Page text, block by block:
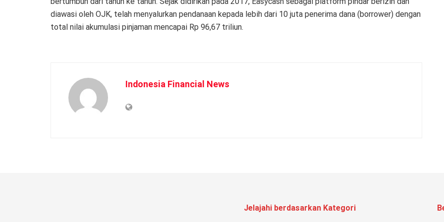
diawasi oleh OJK, telah menyalurkan pendanaan kepada lebih dari 10 juta penerima dana (borrower) dengan
total nilai akumulasi pinjaman mencapai Rp 96,67 triliun.
Indonesia Financial News
Jelajahi berdasarkan Kategori